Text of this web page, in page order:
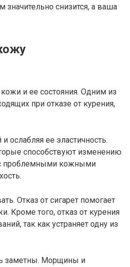
значительно снизится, а ваша
и ее состояния. Одним из
при отказе от курения,
ослабляя ее эластичность.
способствуют изменению
с проблемными кожными
Отказ от сигарет помогает
Кроме того, отказ от курения
так как устраняет одну из
заметны. Морщины и